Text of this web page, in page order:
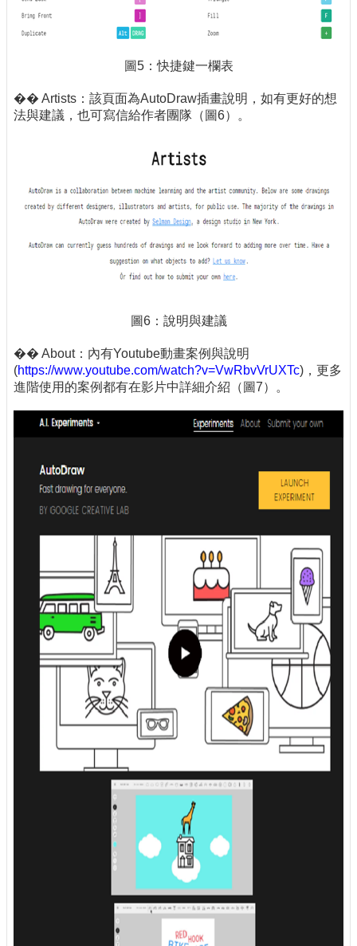
圖5：快捷鍵一欄表
�� Artists：該頁面為AutoDraw插畫說明，如有更好的想
法與建議，也可寫信給作者團隊（圖6）。
圖6：說明與建議
�� About：內有Youtube動畫案例與說明
(https://www.youtube.com/watch?v=VwRbvVrUXTc)，更多
進階使用的案例都有在影片中詳細介紹（圖7）。